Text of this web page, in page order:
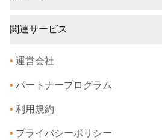
関連サービス
• 運営会社
• パートナープログラム
• 利用規約
• プライバシーポリシー